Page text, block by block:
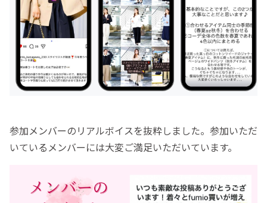
参加メンバーのリアルボイスを抜粋しました。参加いただ
いているメンバーには大変ご満足いただいています。